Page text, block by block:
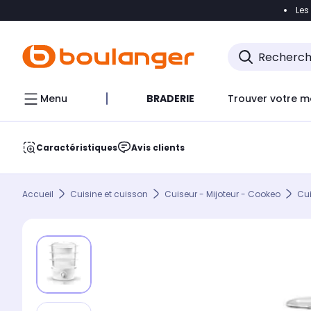
Accéder
Menu BRADERIE Trouver votre
Caractéristiques Avis clients
Accueil Cuisine et cuisson Cuiseur - Mijoteur - Cookeo